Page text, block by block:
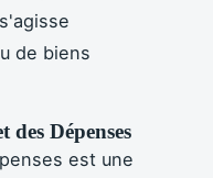
de biens
des Dépenses
est une